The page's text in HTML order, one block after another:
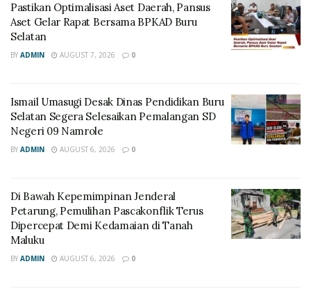
Pastikan Optimalisasi Aset Daerah, Pansus
Aset Gelar Rapat Bersama BPKAD Buru
Selatan
BY ADMIN AUGUST 7, 2026 0
Ismail Umasugi Desak Dinas Pendidikan Buru
Selatan Segera Selesaikan Pemalangan SD
Negeri 09 Namrole
BY ADMIN AUGUST 6, 2026 0
Di Bawah Kepemimpinan Jenderal
Petarung, Pemulihan Pascakonflik Terus
Dipercepat Demi Kedamaian di Tanah
Maluku
BY ADMIN AUGUST 6, 2026 0